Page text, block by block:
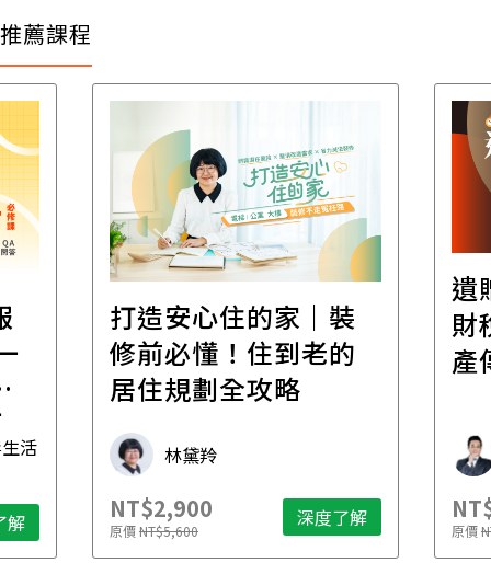
推薦課程
活
解
打造安心住的家｜裝
修前必懂！住到老的
居住規劃全攻略
林黛羚
NT$2,900
原價NT$5,600 深度了解
遺
財
產
原價